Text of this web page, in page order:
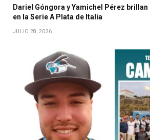
Dariel Góngora y Yamichel Pérez
en la Serie A Plata de Italia
JULIO 28, 2026